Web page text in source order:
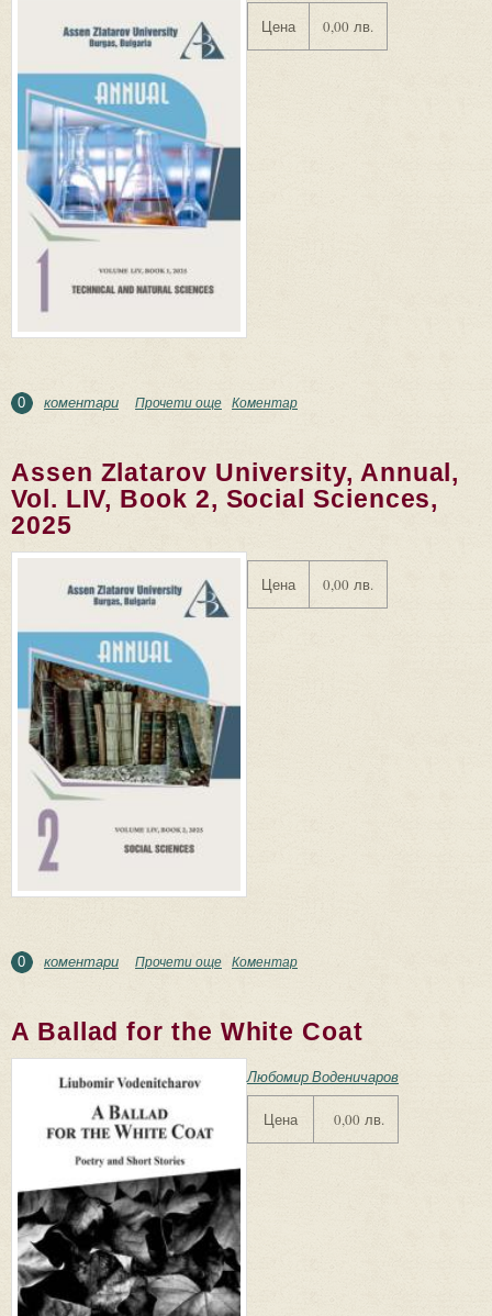
Цена 0,00 лв.
0 коментари Прочети още about Assen Zlatarov University, Annual, Vol. LIV,
Коментар
Assen Zlatarov University, Annual,
Vol. LIV, Book 2, Social Sciences,
2025
Цена 0,00 лв.
0 коментари Прочети още about Assen Zlatarov University, Annual, Vol. LIV,
Коментар
A Ballad for the White Coat
Любомир Воденичаров
Цена 0,00 лв.